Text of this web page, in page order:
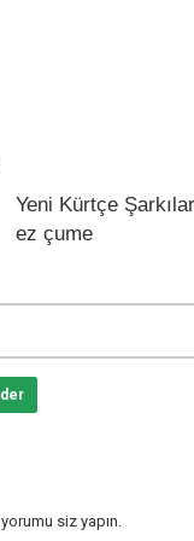
Yeni Kürtçe Şarkılar
ez çume
siz yapın.